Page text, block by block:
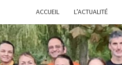
ACCUEIL L’ACTUALITÉ